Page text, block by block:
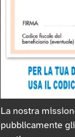
La nostra
pubblicamente